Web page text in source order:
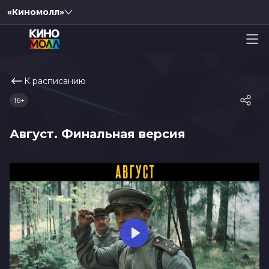
«Киномолл»
К расписанию
Август. Финальная версия
16+
Play